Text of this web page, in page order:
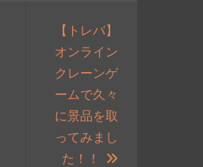
【トレバ】
オンライン
クレーンゲ
ームで久々
に景品を取
ってみまし
た！！
次